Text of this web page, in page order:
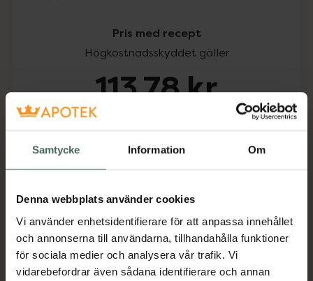
Samtycke Information Om
Denna webbplats använder cookies
Vi använder enhetsidentifierare för att anpassa innehållet
och annonserna till användarna, tillhandahålla funktioner
för sociala medier och analysera vår trafik. Vi
vidarebefordrar även sådana identifierare och annan
Pris med recept
Högkostnadsskyddet gäller
113,78 kr
Köp via ditt recept
Aktuella erbjudanden
Beskrivning Dölj